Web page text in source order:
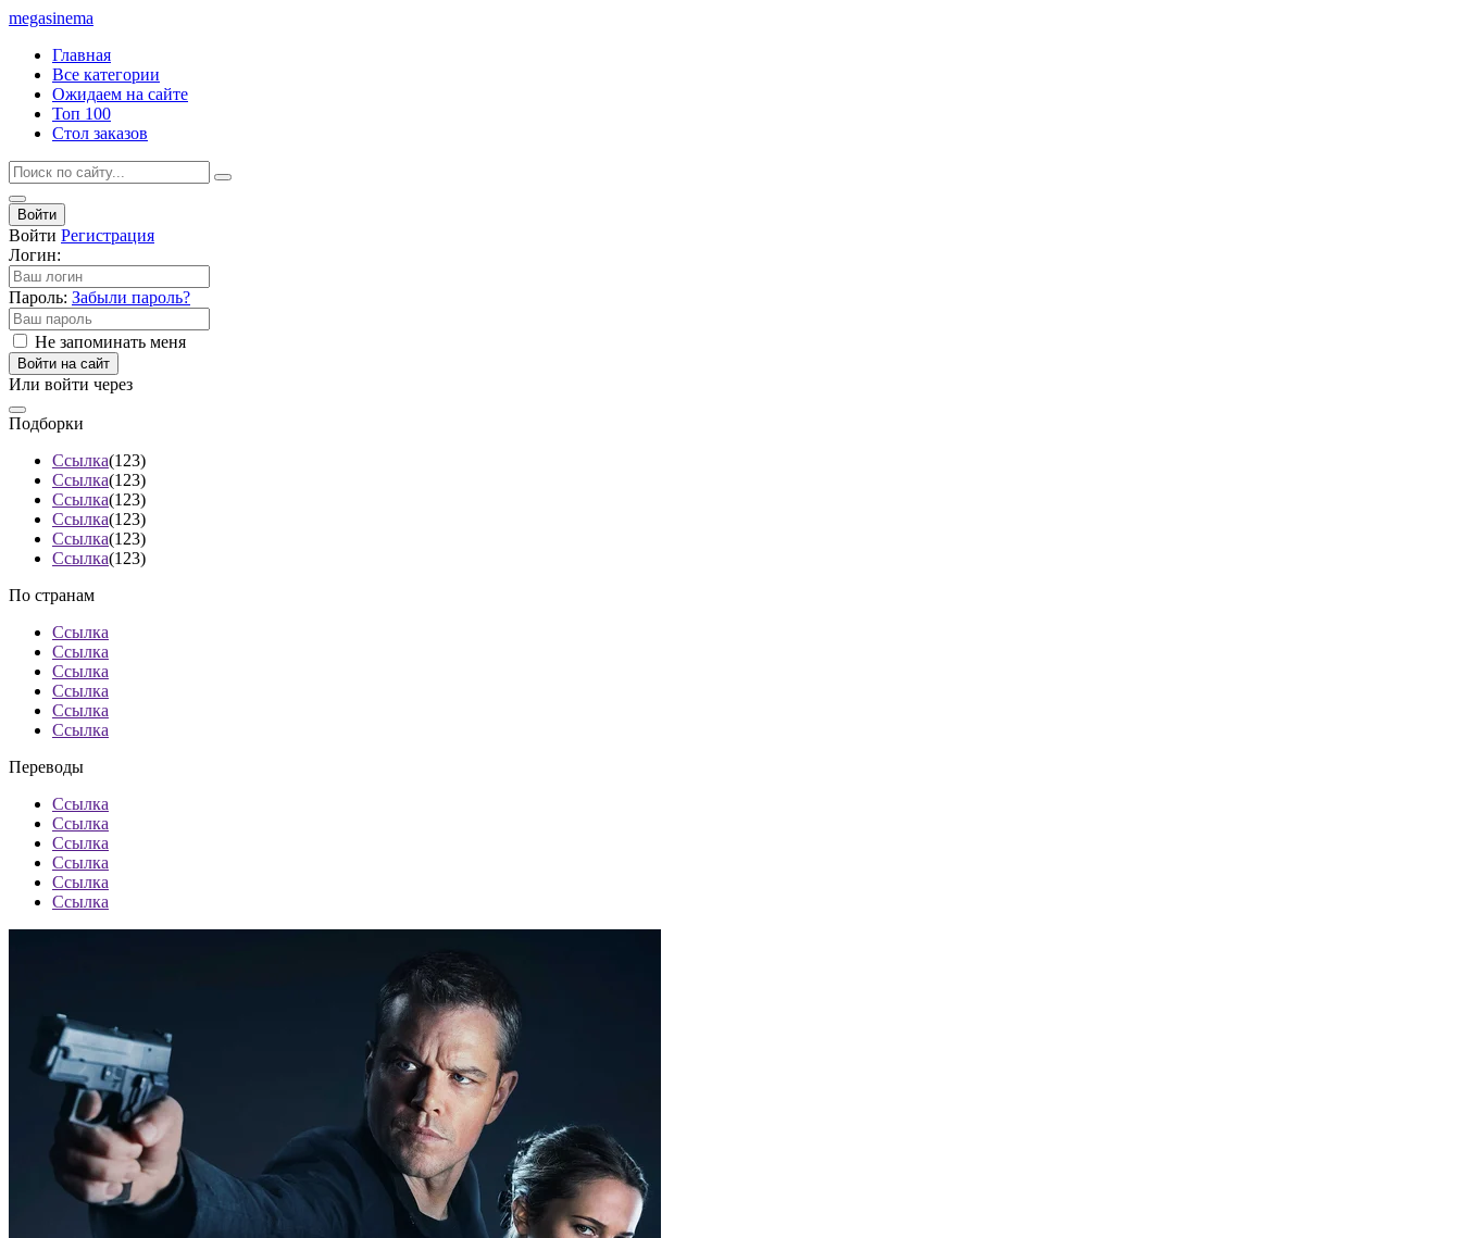
megasinema
Главная
Все категории
Ожидаем на сайте
Топ 100
Стол заказов
Войти
Войти Регистрация
Логин:
Пароль: Забыли пароль?
Не запоминать меня
Войти на сайт
Или войти через
Подборки
Ссылка(123)
Ссылка(123)
Ссылка(123)
Ссылка(123)
Ссылка(123)
Ссылка(123)
По странам
Ссылка
Ссылка
Ссылка
Ссылка
Ссылка
Ссылка
Переводы
Ссылка
Ссылка
Ссылка
Ссылка
Ссылка
Ссылка